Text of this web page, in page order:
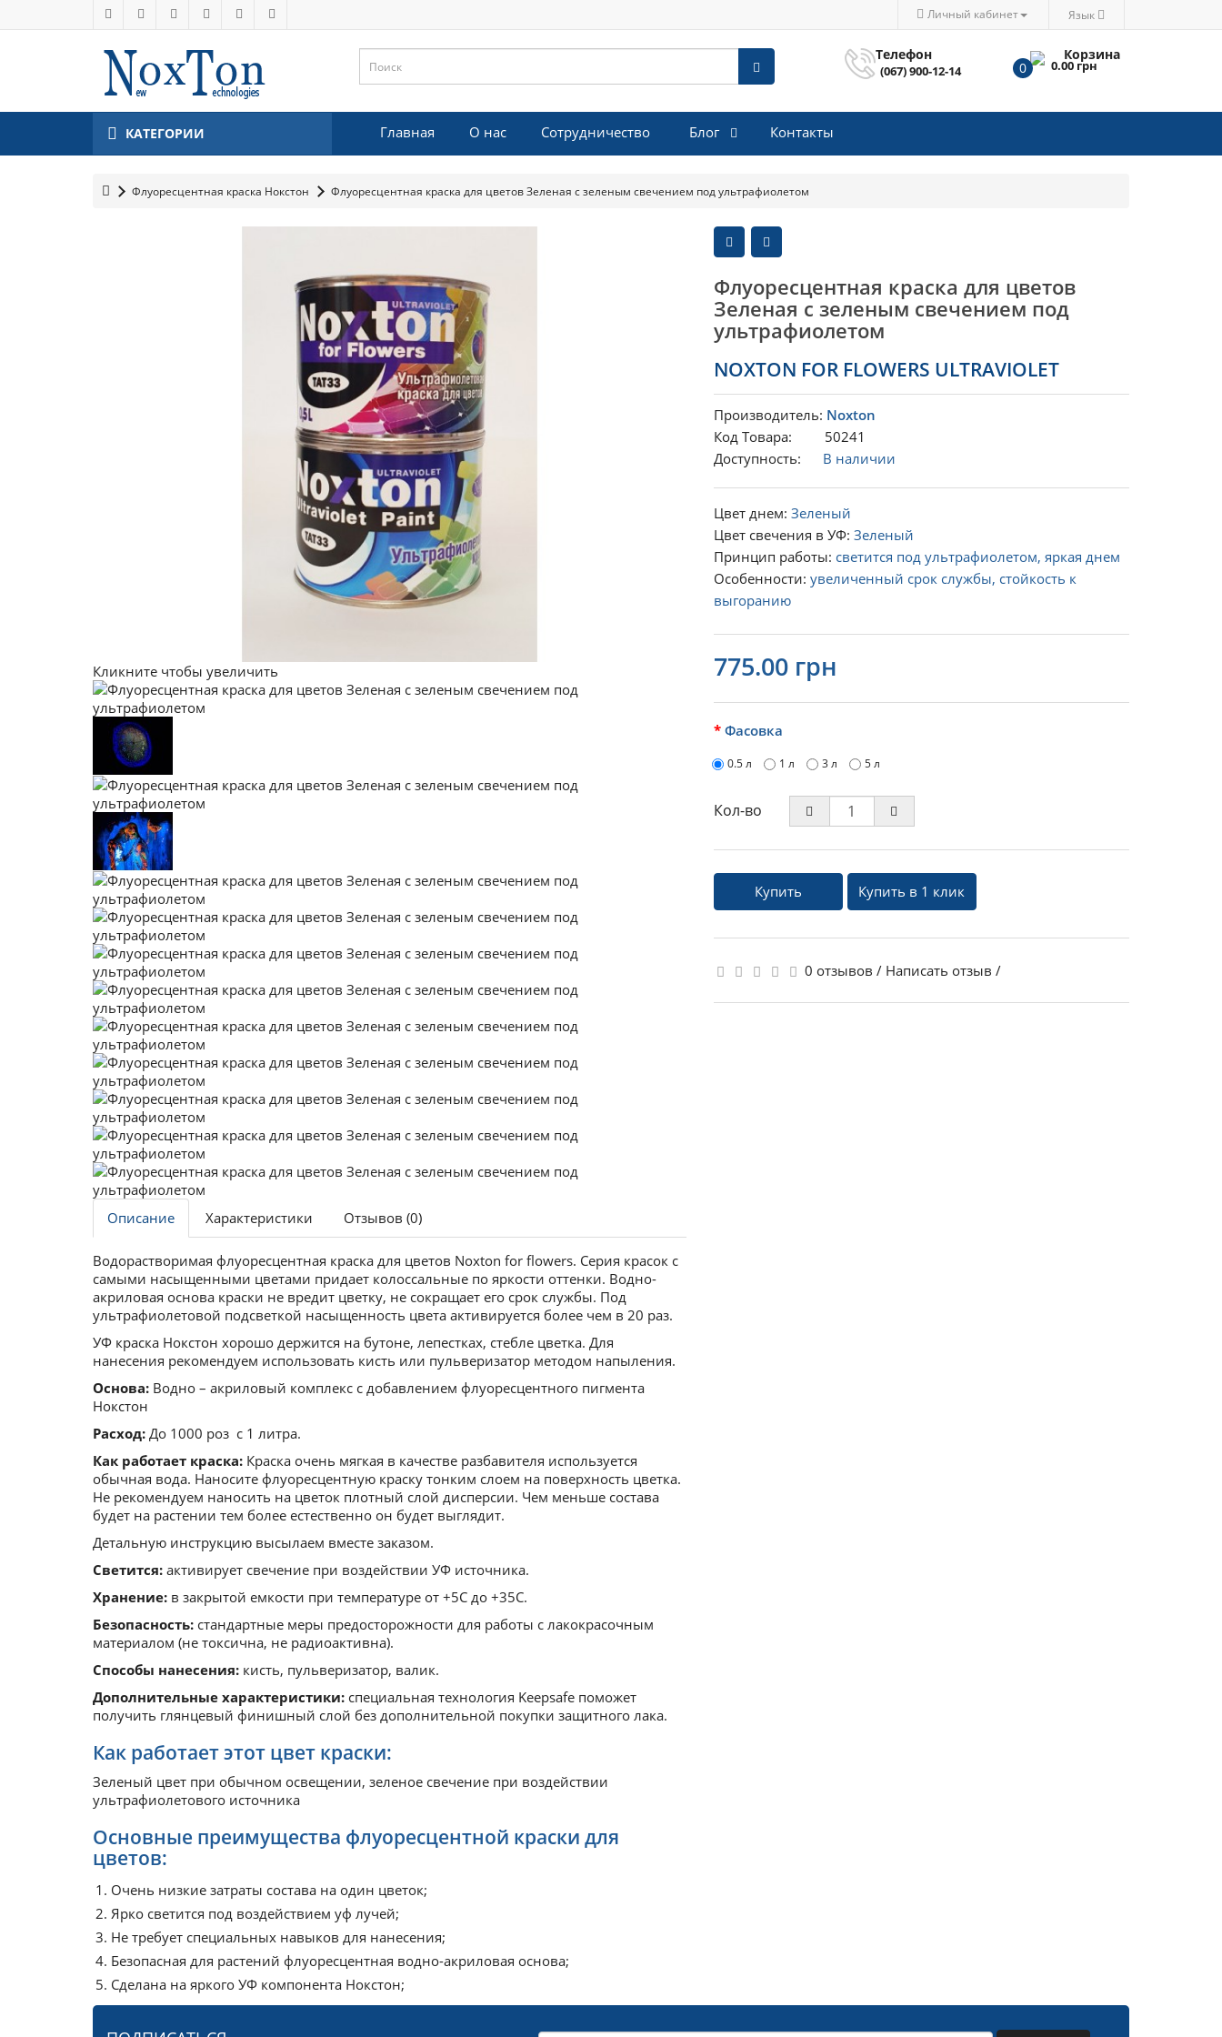
Личный кабинет Язык
(067) 900-12-14
Телефон Корзина
0 0.00 грн
КАТЕГОРИИ Главная О нас Сотрудничество Блог Контакты
Флуоресцентная краска Нокстон Флуоресцентная краска для цветов Зеленая с зеленым свечением под ультрафиолетом
Кликните чтобы увеличить
Описание Характеристики Отзывов (0)
Водорастворимая флуоресцентная краска для цветов Noxton for flowers. Серия красок с
самыми насыщенными цветами придает колоссальные по яркости оттенки. Водно-
акриловая основа краски не вредит цветку, не сокращает его срок службы. Под
ультрафиолетовой подсветкой насыщенность цвета активируется более чем в 20 раз.
УФ краска Нокстон хорошо держится на бутоне, лепестках, стебле цветка. Для
нанесения рекомендуем использовать кисть или пульверизатор методом напыления.
Основа: Водно – акриловый комплекс с добавлением флуоресцентного пигмента
Нокстон
Расход: До 1000 роз с 1 литра.
Как работает краска: Краска очень мягкая в качестве разбавителя используется
обычная вода. Наносите флуоресцентную краску тонким слоем на поверхность цветка.
Не рекомендуем наносить на цветок плотный слой дисперсии. Чем меньше состава
будет на растении тем более естественно он будет выглядит.
Детальную инструкцию высылаем вместе заказом.
Светится: активирует свечение при воздействии УФ источника.
Хранение: в закрытой емкости при температуре от +5С до +35С.
Безопасность: стандартные меры предосторожности для работы с лакокрасочным
материалом (не токсична, не радиоактивна).
Способы нанесения: кисть, пульверизатор, валик.
Дополнительные характеристики: специальная технология Keepsafe поможет
получить глянцевый финишный слой без дополнительной покупки защитного лака.
Как работает этот цвет краски:
Зеленый цвет при обычном освещении, зеленое свечение при воздействии
ультрафиолетового источника
Основные преимущества флуоресцентной краски для
цветов:
Очень низкие затраты состава на один цветок;
Ярко светится под воздействием уф лучей;
Не требует специальных навыков для нанесения;
Безопасная для растений флуоресцентная водно-акриловая основа;
Сделана на яркого УФ компонента Нокстон;
Флуоресцентная краска для цветов
Зеленая с зеленым свечением под
ультрафиолетом
NOXTON FOR FLOWERS ULTRAVIOLET
Производитель: Noxton
Код Товара: 50241
Доступность: В наличии
Цвет днем: Зеленый
Цвет свечения в УФ: Зеленый
Принцип работы: светится под ультрафиолетом, яркая днем
Особенности: увеличенный срок службы, стойкость к
выгоранию
775.00 грн
Фасовка
0.5 л 1 л 3 л 5 л
Кол-во
Купить Купить в 1 клик
0 отзывов / Написать отзыв /